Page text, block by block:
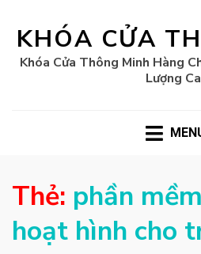
KHÓA CỬA
Khóa Cửa Thông Minh Hàng
Lượng
Thẻ: phần
hoạt hình cho